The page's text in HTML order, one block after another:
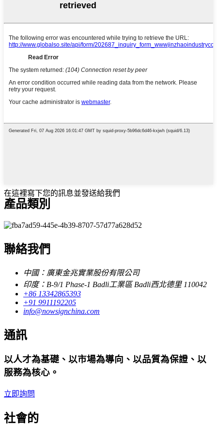
在這裡寫下您的訊息並發送給我們
產品類別
聯絡我們
中國：廣東金兆實業股份有限公司
印度：B-9/1 Phase-1 Badli工業區 Badli西北德里 110042
+86 13342865393
+91 9911192205
info@nowsignchina.com
通訊
以人才為基礎、以市場為導向、以品質為保證、以
服務為核心。
立即詢問
社會的